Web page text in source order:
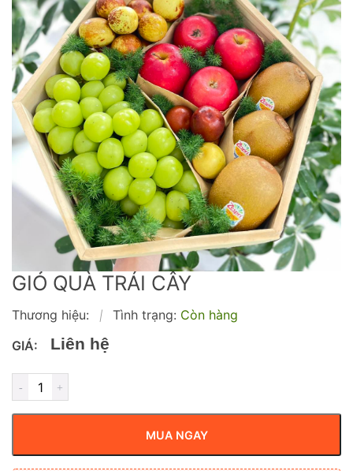
GIỎ QUÀ TRÁI CÂY
Thương hiệu: | Tình trạng: Còn hàng
GIÁ:
Liên hệ
MUA NGAY